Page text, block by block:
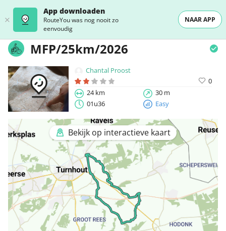
App downloaden
RouteYou was nog nooit zo
eenvoudig
NAAR APP
MFP/25km/2026
Chantal Proost
0
24 km
30 m
01u36
Easy
Bekijk op interactieve kaart